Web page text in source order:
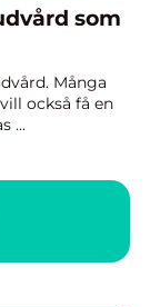
Många
också få en
...